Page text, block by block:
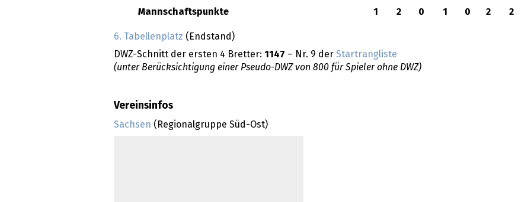
Mannschaftspunkte
1 2 0 1 0 2 2
6. Tabellenplatz (Endstand)
DWZ-Schnitt der ersten 4 Bretter: 1147 – Nr. 9 der Startrangliste
(unter Berücksichtigung einer Pseudo-DWZ von 800 für Spieler ohne DWZ)
Vereinsinfos
Sachsen (Regionalgruppe Süd-Ost)